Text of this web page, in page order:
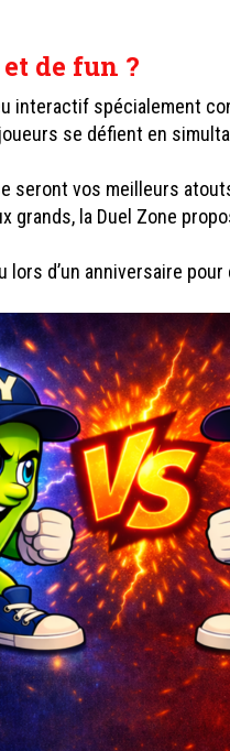
de fun ?
interactif spécialement
se défient en
seront vos meilleurs
grands, la Duel Zone
lors d’un anniversaire